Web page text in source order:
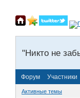
"Никто не
Форум Участники
Активные темы